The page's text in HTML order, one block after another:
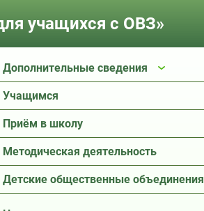
учащихся с ОВЗ»
Дополнительные сведения
Учащимся
Приём в школу
Методическая деятельность
Детские общественные объединения